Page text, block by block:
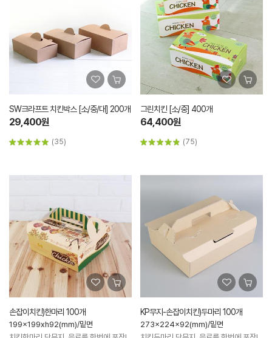
SW크라프트 치킨박스 [소/중/대] 200개
29,400원
(35)
그린치킨 [소/중] 400개
64,400원
(75)
손잡이치킨)한마리 100개
199x199xh92(mm)/밑면
KP무지-손잡이치킨)두마리 100개
273x224x92(mm)/밑면